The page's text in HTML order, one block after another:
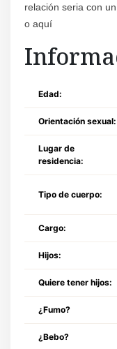
relación seria con
o aquí
Edad:
Orientación sexual:
Lugar de
residencia:
Tipo de cuerpo:
Cargo:
Hijos:
Quiere tener hijos:
¿Fumo?
¿Bebo?